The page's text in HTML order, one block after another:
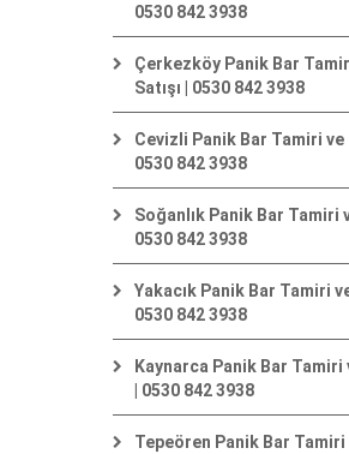
0530 842 3938
Çerkezköy Panik Bar
Satışı | 0530 842 3938
Cevizli Panik Bar Tamiri ve
0530 842 3938
Soğanlık Panik Bar Tamiri
0530 842 3938
Yakacık Panik Bar Tamiri ve
0530 842 3938
Kaynarca Panik Bar Tamiri
| 0530 842 3938
Tepeören Panik Bar Tamiri